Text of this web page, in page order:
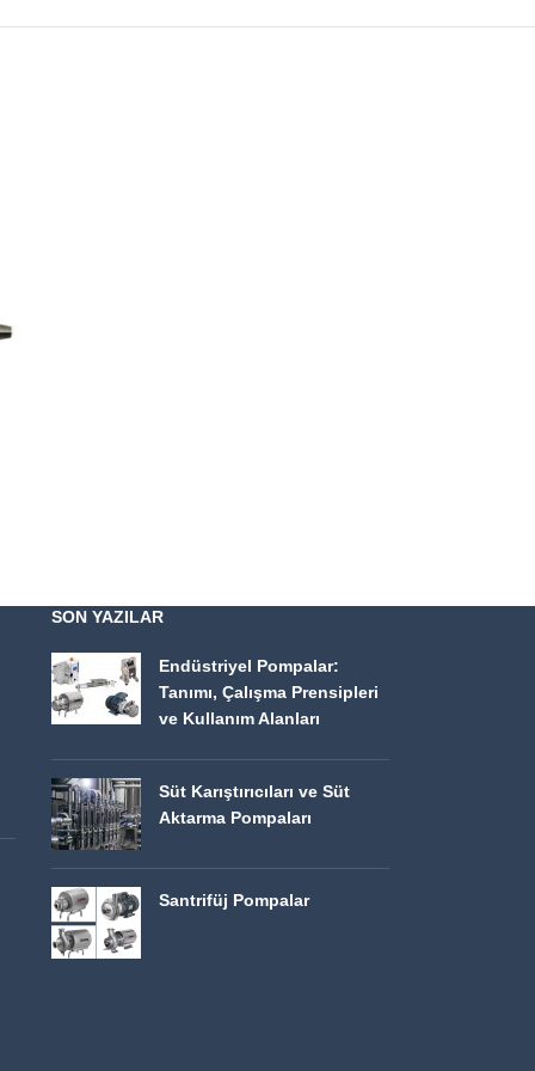
SON YAZILAR
Endüstriyel Pompalar:
Tanımı, Çalışma Prensipleri
ve Kullanım Alanları
Süt Karıştırıcıları ve Süt
Aktarma Pompaları
Santrifüj Pompalar